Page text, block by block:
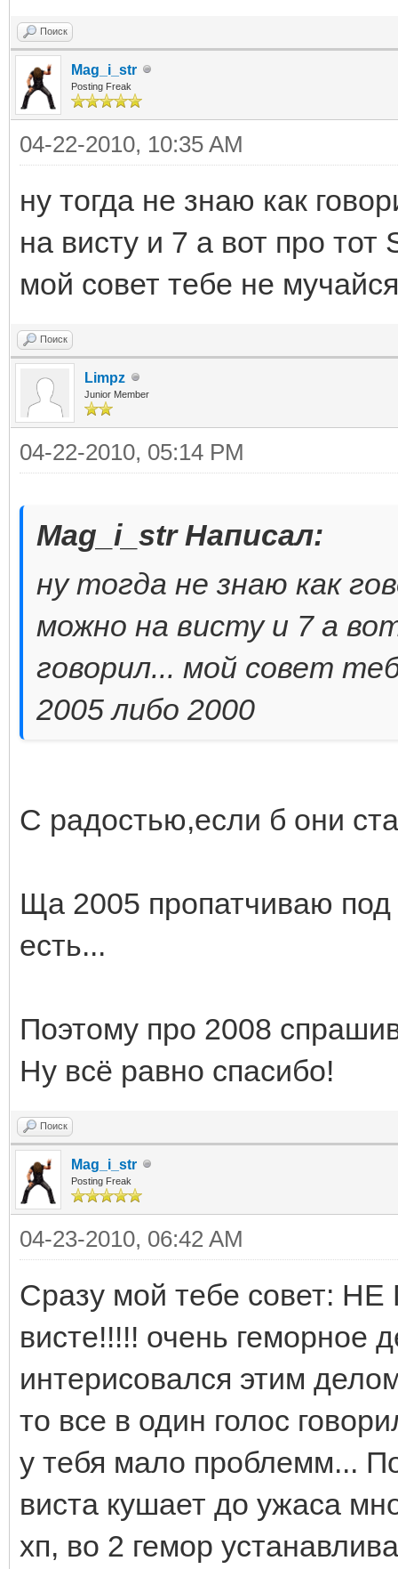
Поиск
Mag_i_str
Posting Freak
04-22-2010, 10:35 AM
ну тогда не знаю как
на висту и 7 а вот про тот
мой совет тебе не
Поиск
Limpz
Junior Member
04-22-2010, 05:14 PM
Mag_i_str Написал:
ну тогда не знаю как
можно на висту и 7 а
говорил... мой совет
2005 либо 2000
С радостью,если б они
Ща 2005 пропатчиваю под
есть...
Поэтому про 2008
Ну всё равно спасибо!
Поиск
Mag_i_str
Posting Freak
04-23-2010, 06:42 AM
Сразу мой тебе совет: НЕ
висте!!!!! очень геморное
интерисовался этим
то все в один голос
у тебя мало проблемм...
виста кушает до ужаса
хп, во 2 гемор